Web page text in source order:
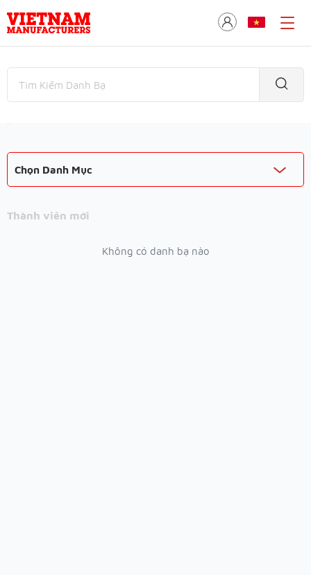
Chọn Danh Mục
Thành viên mới
Không có danh bạ nào